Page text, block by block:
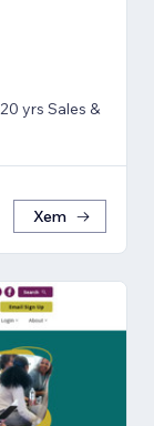
yrs Sales &
Xem